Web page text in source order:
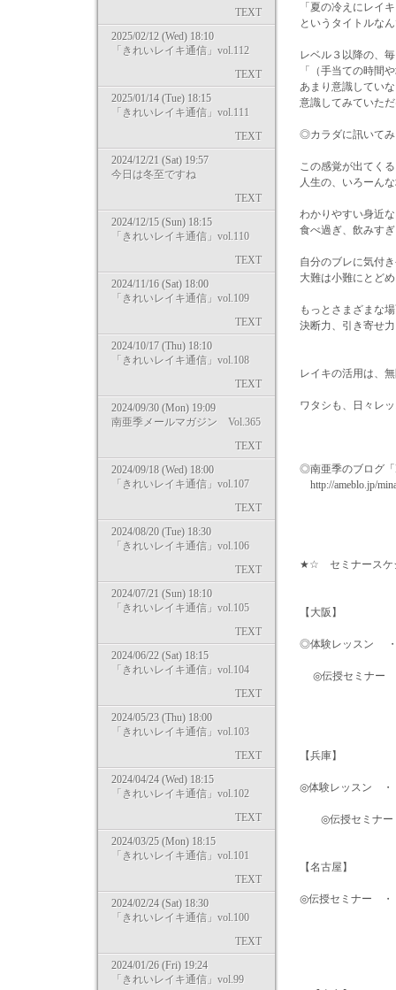
TEXT
2025/02/12 (Wed) 18:10
「きれいレイキ通信」vol.112
TEXT
2025/01/14 (Tue) 18:15
「きれいレイキ通信」vol.111
TEXT
2024/12/21 (Sat) 19:57
今日は冬至ですね
TEXT
2024/12/15 (Sun) 18:15
「きれいレイキ通信」vol.110
TEXT
2024/11/16 (Sat) 18:00
「きれいレイキ通信」vol.109
TEXT
2024/10/17 (Thu) 18:10
「きれいレイキ通信」vol.108
TEXT
2024/09/30 (Mon) 19:09
南亜季メールマガジン Vol.365
TEXT
2024/09/18 (Wed) 18:00
「きれいレイキ通信」vol.107
TEXT
2024/08/20 (Tue) 18:30
「きれいレイキ通信」vol.106
TEXT
2024/07/21 (Sun) 18:10
「きれいレイキ通信」vol.105
TEXT
2024/06/22 (Sat) 18:15
「きれいレイキ通信」vol.104
TEXT
2024/05/23 (Thu) 18:00
「きれいレイキ通信」vol.103
TEXT
2024/04/24 (Wed) 18:15
「きれいレイキ通信」vol.102
TEXT
2024/03/25 (Mon) 18:15
「きれいレイキ通信」vol.101
TEXT
2024/02/24 (Sat) 18:30
「きれいレイキ通信」vol.100
TEXT
2024/01/26 (Fri) 19:24
「きれいレイキ通信」vol.99
「夏の冷えにレイ
というタイトルな
レベル３以降の、
「（手当ての時間
あまり意識してい
意識してみていた
◎カラダに訊いて
この感覚が出てく
人生の、いろーん
わかりやすい身近
食べ過ぎ、飲みす
自分のブレに気付
大難は小難にとど
もっとさまざまな
決断力、引き寄せ
レイキの活用は、
ワタシも、日々レ
◎南亜季のブログ
http://ameblo.jp/
★☆ セミナース
【大
◎体験レッスン ・
◎伝授セミナー
【兵庫】
◎体験レッスン
◎伝授セミナー
【名古屋】
◎伝授セミナー ・